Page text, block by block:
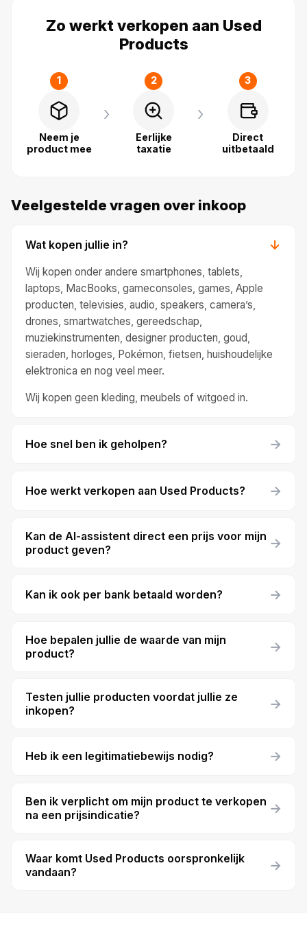
Zo werkt verkopen aan Used
Products
1
Neem je
product mee
›
2
Eerlijke
taxatie
›
3
Direct
uitbetaald
Veelgestelde vragen over inkoop
Wat kopen jullie in? →
Wij kopen onder andere smartphones, tablets,
laptops, MacBooks, gameconsoles, games, Apple
producten, televisies, audio, speakers, camera’s,
drones, smartwatches, gereedschap,
muziekinstrumenten, designer producten, goud,
sieraden, horloges, Pokémon, fietsen, huishoudelijke
elektronica en nog veel meer.
Wij kopen geen kleding, meubels of witgoed in.
Hoe snel ben ik geholpen? →
Hoe werkt verkopen aan Used Products? →
Kan de AI-assistent direct een prijs voor mijn
product geven?
→
Kan ik ook per bank betaald worden? →
Hoe bepalen jullie de waarde van mijn
product?
→
Testen jullie producten voordat jullie ze
inkopen?
→
Heb ik een legitimatiebewijs nodig? →
Ben ik verplicht om mijn product te verkopen
na een prijsindicatie?
→
Waar komt Used Products oorspronkelijk
vandaan?
→